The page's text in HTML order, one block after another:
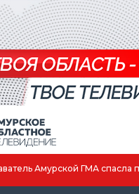
спортсменка выиграла